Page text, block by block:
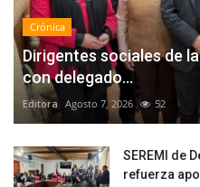
Crónica
Dirigentes sociales de
con delegado...
Editora Agosto 7, 2026 52
SEREMI de
refuerza